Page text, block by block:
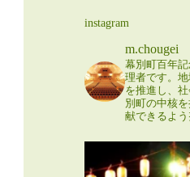
instagram
m.chougei
幕別町百年
理者です。
を推進し、
別町の中核
献できるよう